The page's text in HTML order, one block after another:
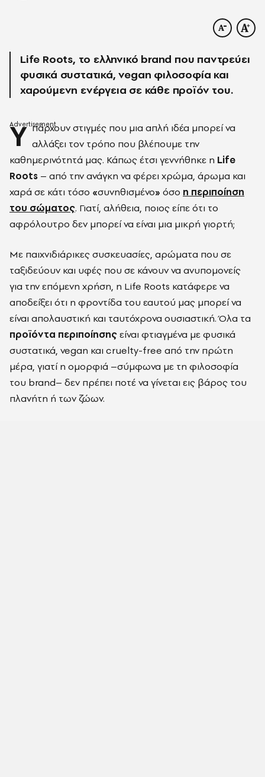
Life Roots, το ελληνικό brand που παντρεύει
φυσικά συστατικά, vegan φιλοσοφία και
χαρούμενη ενέργεια σε κάθε προϊόν του.
Υ πάρχουν στιγμές που μια απλή ιδέα μπορεί να
αλλάξει τον τρόπο που βλέπουμε την
καθημερινότητά μας. Κάπως έτσι γεννήθηκε η Life
Roots – από την ανάγκη να φέρει χρώμα, άρωμα και
χαρά σε κάτι τόσο «συνηθισμένο» όσο η περιποίηση
του σώματος. Γιατί, αλήθεια, ποιος είπε ότι το
αφρόλουτρο δεν μπορεί να είναι μια μικρή γιορτή;
Με παιχνιδιάρικες συσκευασίες, αρώματα που σε
ταξιδεύουν και υφές που σε κάνουν να ανυπομονείς
για την επόμενη χρήση, η Life Roots κατάφερε να
αποδείξει ότι η φροντίδα του εαυτού μας μπορεί να
είναι απολαυστική και ταυτόχρονα ουσιαστική. Όλα τα
προϊόντα περιποίησηςείναι φτιαγμένα με φυσικά
συστατικά, vegan και cruelty-free από την πρώτη
μέρα, γιατί η ομορφιά –σύμφωνα με τη φιλοσοφία
του brand– δεν πρέπει ποτέ να γίνεται εις βάρος του
πλανήτη ή των ζώων.